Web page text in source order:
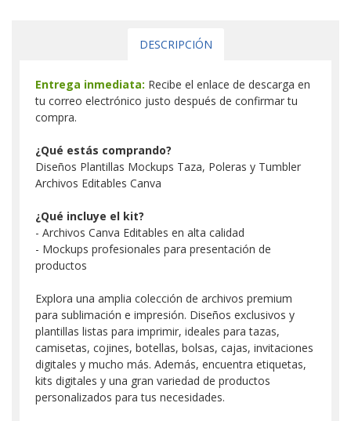
DESCRIPCIÓN
Entrega inmediata: Recibe el enlace de descarga en
tu correo electrónico justo después de confirmar tu
compra.
¿Qué estás comprando?
Diseños Plantillas Mockups Taza, Poleras y Tumbler
Archivos Editables Canva
¿Qué incluye el kit?
- Archivos Canva Editables en alta calidad
- Mockups profesionales para presentación de
productos
Explora una amplia colección de archivos premium
para sublimación e impresión. Diseños exclusivos y
plantillas listas para imprimir, ideales para tazas,
camisetas, cojines, botellas, bolsas, cajas, invitaciones
digitales y mucho más. Además, encuentra etiquetas,
kits digitales y una gran variedad de productos
personalizados para tus necesidades.